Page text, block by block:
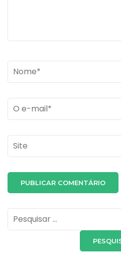
Name*
Email *
Site
Pesquisar
por: